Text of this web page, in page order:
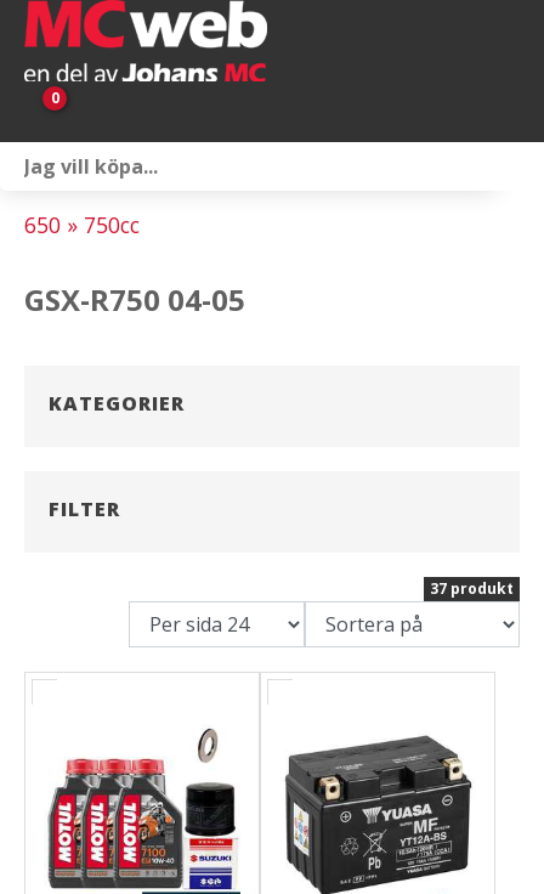
0
650 » 750cc
GSX-R750 04-05
KATEGORIER
FILTER
37 produkt